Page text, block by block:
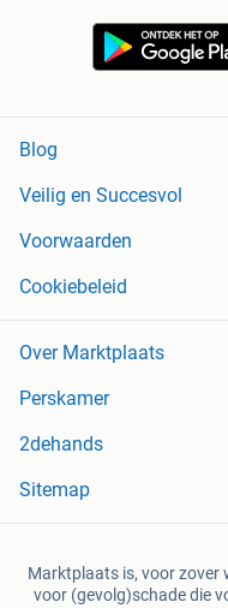
Blog
Veilig en Succesvol
Voorwaarden
Cookiebeleid
Over Marktplaats
Perskamer
2dehands
Sitemap
Marktplaats is, voor zover
voor (gevolg)schade die